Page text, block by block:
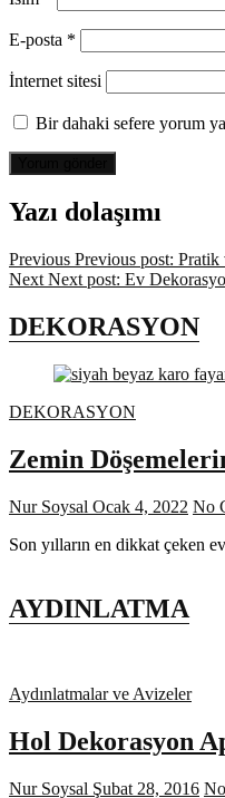
E-posta *
İnternet sitesi
Bir dahaki sefere yorum
Yazı dolaşımı
Previous Previous post: Pratik
Next Next post: Ev
DEKORASYON
DEKORASYON
Zemin
Nur Soysal Ocak 4, 2022 No
Son yılların en dikkat çeken
AYDINLATMA
Aydınlatmalar ve Avizeler
Hol Dekorasyon
Nur Soysal Şubat 28, 2016